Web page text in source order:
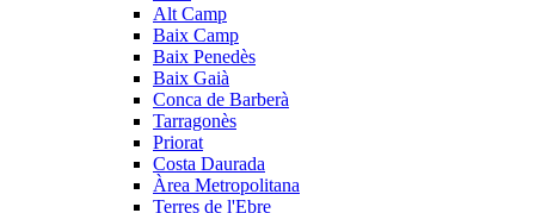
Alt Camp
Baix Camp
Baix Penedès
Baix Gaià
Conca de Barberà
Tarragonès
Priorat
Costa Daurada
Àrea Metropolitana
Terres de l'Ebre